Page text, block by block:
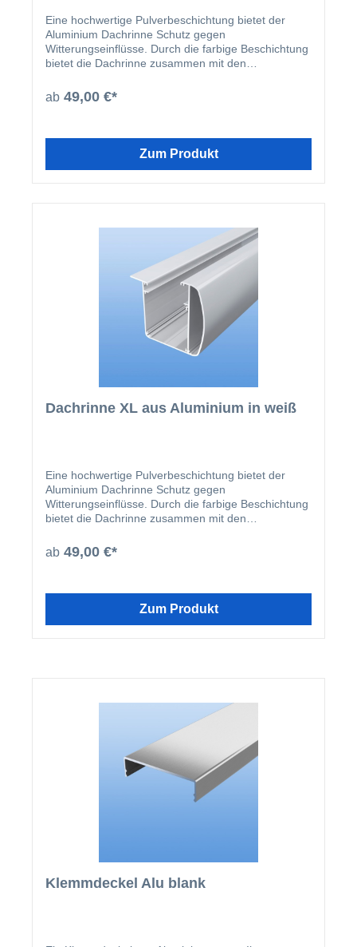
Eine hochwertige Pulverbeschichtung bietet der
Aluminium Dachrinne Schutz gegen
Witterungseinflüsse. Durch die farbige Beschichtung
bietet die Dachrinne zusammen mit den
homogenes Gesamtbild.
ab 49,00 €*
Zum Produkt
Dachrinne XL aus Aluminium in weiß
Eine hochwertige Pulverbeschichtung bietet der
Aluminium Dachrinne Schutz gegen
Witterungseinflüsse. Durch die farbige Beschichtung
bietet die Dachrinne zusammen mit den
homogenes Gesamtbild.
ab 49,00 €*
Zum Produkt
Klemmdeckel Alu blank